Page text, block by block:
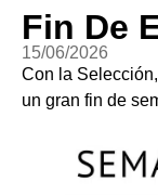
Fin De
15/06/2026
Con la
un gran fin de